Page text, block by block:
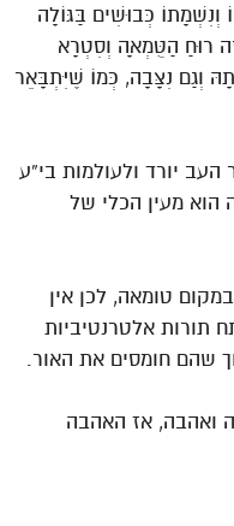
וְנִשְׁמָתוֹ כְּבוּשִׁים בַּגּוֹלָה
רוּחַ הַטֻּמְאָה וְסִטְרָא
וְגַם נִצָּבָה, כְּמוֹ שֶׁיִּתְבָּאֵר
העב יורד ולעולמות בי”ע
הוא מעין הכלי של
טומאה, לכן אין
תורות אלטרנטיביות
שהם חומסים את האור.
ואהבה, אז האהבה